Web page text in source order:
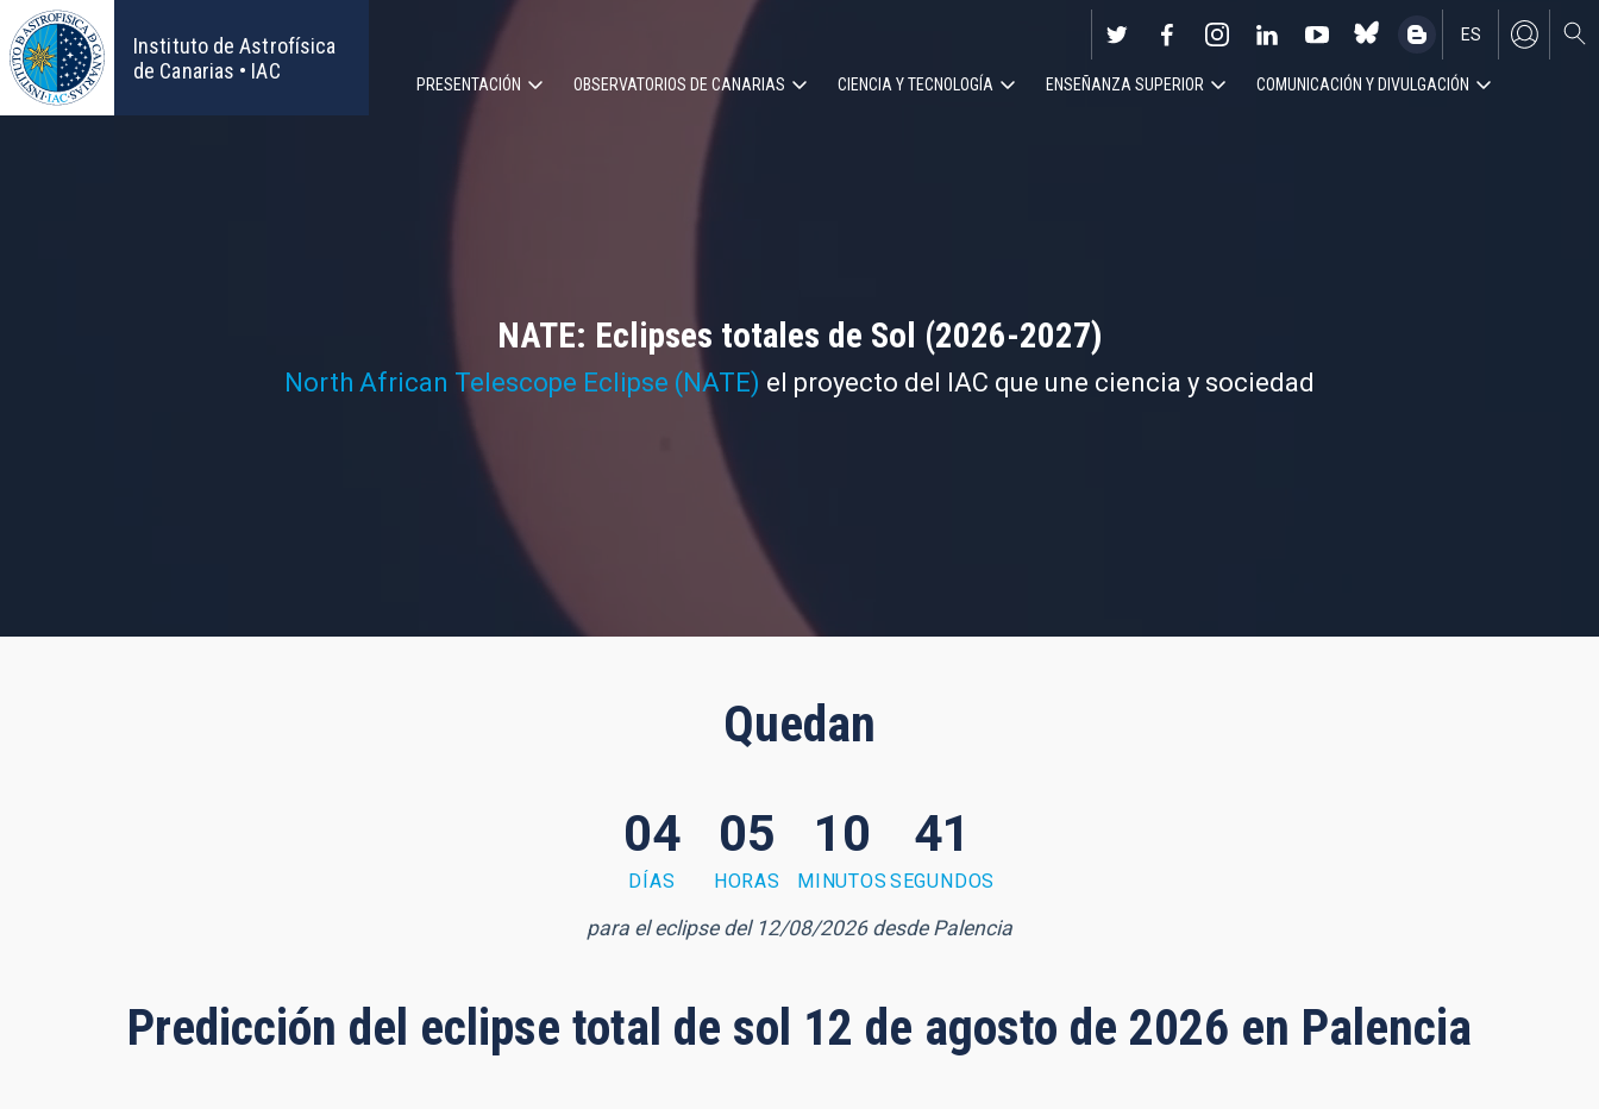
Pasar
al
contenido
principal
Instituto de Astrofísica
de Canarias • IAC
EN
ES
Navegación
principal
PRESENTACIÓN OBSERVATORIOS DE CANARIAS CIENCIA Y TECNOLOGÍA ENSEÑANZA SUPERIOR COMUNICACIÓN Y DIVULGACIÓN
NATE: Eclipses totales de Sol (2026-2027)
North African Telescope Eclipse (NATE) el proyecto del IAC que une ciencia y sociedad
Quedan
04
DÍAS
05
HORAS
10
MINUTOS
40
SEGUNDOS
para el eclipse del 12/08/2026 desde Palencia
Predicción del eclipse total de sol 12 de agosto de 2026 en Palencia